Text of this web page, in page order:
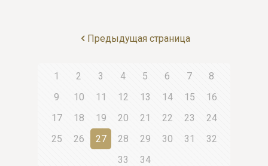
Предыдущая страница
1 2 3 4 5 6 7
8
9
10 11 12 13 14 15
16
17
18 19 20 21 22 23
24
25
26 27 28 29 30 31
32
33
34